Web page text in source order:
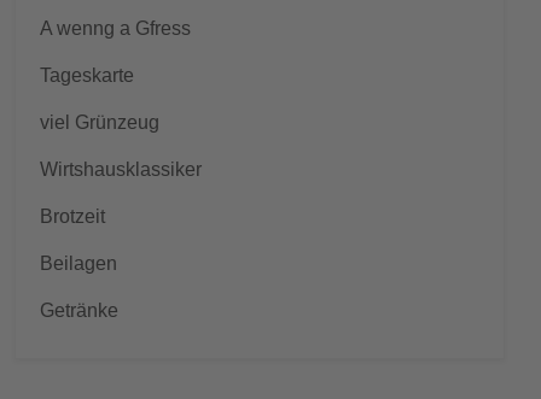
A wenng a Gfress
Tageskarte
viel Grünzeug
Wirtshausklassiker
Brotzeit
Beilagen
Getränke